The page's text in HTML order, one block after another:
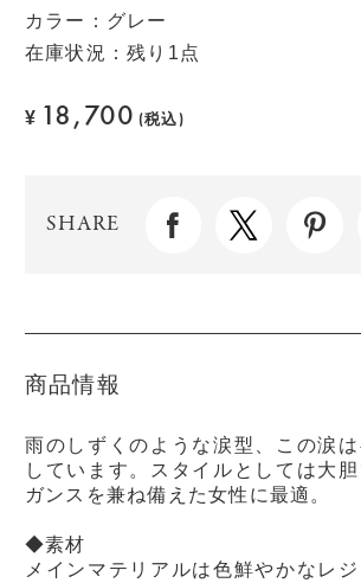
カラー ： グレー
在庫状況：残り1点
¥ 18,700 (税込)
SHARE
商品情報
雨のしずくのような涙型、この涙
しています。スタイルとしては大
ガンスを兼ね備えた女性に最適。
◆素材
メインマテリアルは色鮮やかなレ